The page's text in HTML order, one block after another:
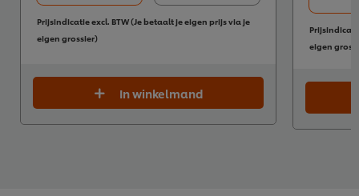
Prijsindicatie excl. BTW (Je betaalt je eigen prijs via je
eigen grossier)
In winkelmand
eigen